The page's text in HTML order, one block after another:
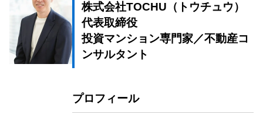
株式会社TOCHU（トウチュウ）
代表取締役
投資マンション専門家／不動産コ
ンサルタント
プロフィール